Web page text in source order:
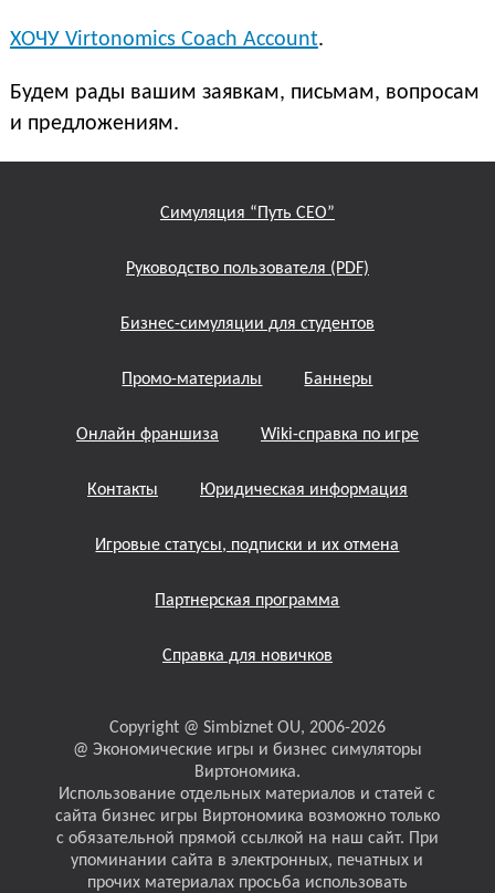
ХОЧУ Virtonomics Coach Account.
Будем рады вашим заявкам, письмам, вопросам
и предложениям.
Симуляция “Путь СЕО”
Руководство пользователя (PDF)
Бизнес-симуляции для студентов
Промо-материалы Баннеры
Онлайн франшиза Wiki-справка по игре
Контакты Юридическая информация
Игровые статусы, подписки и их отмена
Партнерская программа
Справка для новичков
Copyright @ Simbiznet OU, 2006-2026
@ Экономические игры и бизнес симуляторы
Виртономика.
Использование отдельных материалов и статей с
сайта бизнес игры Виртономика возможно только
с обязательной прямой ссылкой на наш сайт. При
упоминании сайта в электронных, печатных и
прочих материалах просьба использовать